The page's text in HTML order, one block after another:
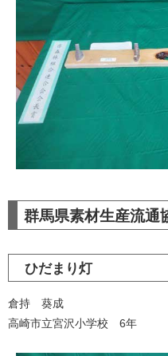
群馬県素材生産流通
ひだまり灯
倉持 葵成
高崎市立宮沢小学校 6年